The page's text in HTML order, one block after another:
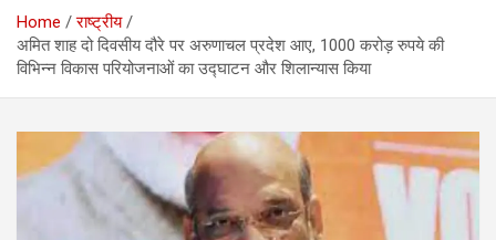
Home
राष्ट्रीय
अमित शाह दो दिवसीय दौरे पर अरुणाचल प्रदेश आए, 1000 करोड़ रुपये की
विभिन्न विकास परियोजनाओं का उद्घाटन और शिलान्यास किया